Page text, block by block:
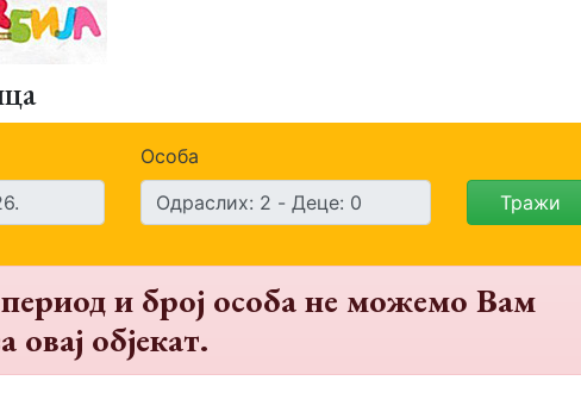
Особа
Тражи
и број особа не можемо Вам
овај објекат.